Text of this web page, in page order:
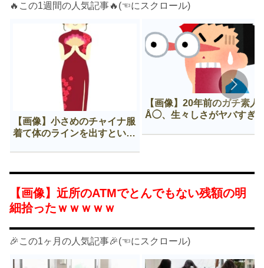
🔥この1週間の人気記事🔥(☜にスクロール)
【画像】小さめのチャイナ服
着て体のラインを出すという
【画像】20年前のガチ素人
Å◯、生々しさがヤバすぎ
【画像】近所のATMでとんでもない残額の明
細拾ったｗｗｗｗｗ
🎉この1ヶ月の人気記事🎉(☜にスクロール)